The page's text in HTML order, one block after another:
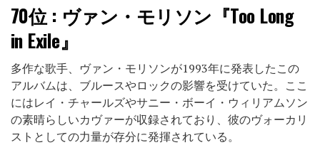
70位 : ヴァン・モリソン『Too Long
in Exile』
多作な歌手、ヴァン・モリソンが1993年に発表したこの
アルバムは、ブルースやロックの影響を受けていた。ここ
にはレイ・チャールズやサニー・ボーイ・ウィリアムソン
の素晴らしいカヴァーが収録されており、彼のヴォーカリ
ストとしての力量が存分に発揮されている。